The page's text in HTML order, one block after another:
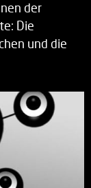
der
Die
und die